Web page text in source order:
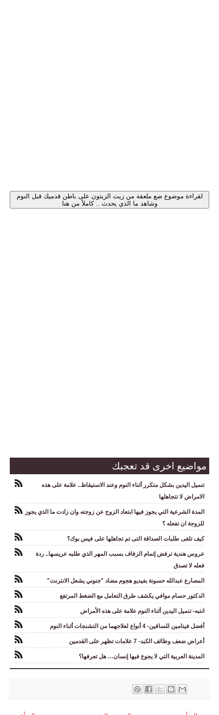
لقراءة موضوع ضع ملعقة من زيت الزيتون على باطن قدميك قبل النوم
وشاهد ما الذي يحدث .. كاملاً من هنا
مواضيع اخرى قد تعجبك
تنميل اليدين بشكل متكرر أثناء النوم وعند الاستيقاظ.. علامة على هذه
الامراض لا تتجاهلها
المدة الشرعية التي يجوز فيها ابتعاد الزوج عن زوجته وان زادت ما الذي يجوز
للزوجة ان تفعله ؟
كيف تلغى طلبات الصداقة التى تم تجاهلها على فيس بوك؟
عروس هندية ترفض إتمام الزفاف بسبب المهر الذي طلبه عريسها.. ردة
فعله لا تصدق
المصارع عبدالله حسونة بفيديو هجوم مضاد "جنوني يشعل الانترنت"
الدكتور حسام موافي يكشف طرق التعامل مع الضغط المرتفع
انتبه- تنميل اليدين أثناء النوم علامة على هذه الأمراض
أفضل فيتامين للساقين- 4 أنواع لعلاجهما من التشنجات أثناء النوم
أعراض ضعف وظائف الكبد- 7 علامات تظهر على القدمين
المدينة العربية التي لا يجوع فيها إنسان… هل تعرفها؟